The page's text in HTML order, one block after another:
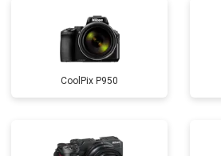
CoolPix P950